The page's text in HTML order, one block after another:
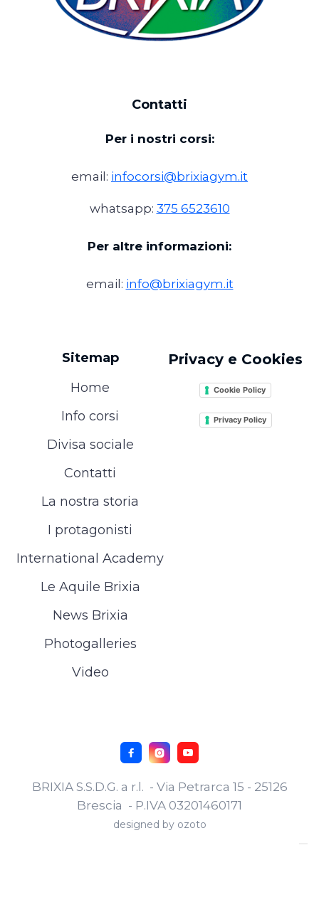
Contatti
Per i nostri corsi:
email: infocorsi@brixiagym.it
whatsapp: 375 6523610
Per altre informazioni:
email: info@brixiagym.it
Sitemap
Home
Info corsi
Divisa sociale
Contatti
La nostra storia
I protagonisti
International Academy
Le Aquile Brixia
News Brixia
Photogalleries
Video
Privacy e Cookies
Cookie Policy
Privacy Policy
BRIXIA S.S.D.G. a r.l. - Via Petrarca 15 - 25126
Brescia - P.IVA 03201460171
designed by ozoto
  